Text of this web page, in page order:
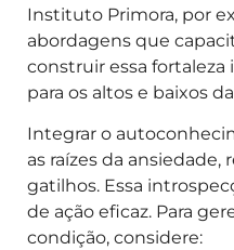
Instituto Primora, por
abordagens que
construir essa
para os altos e baixos
Integrar o
as raízes da
gatilhos. Essa
de ação eficaz. Para
condição, considere: